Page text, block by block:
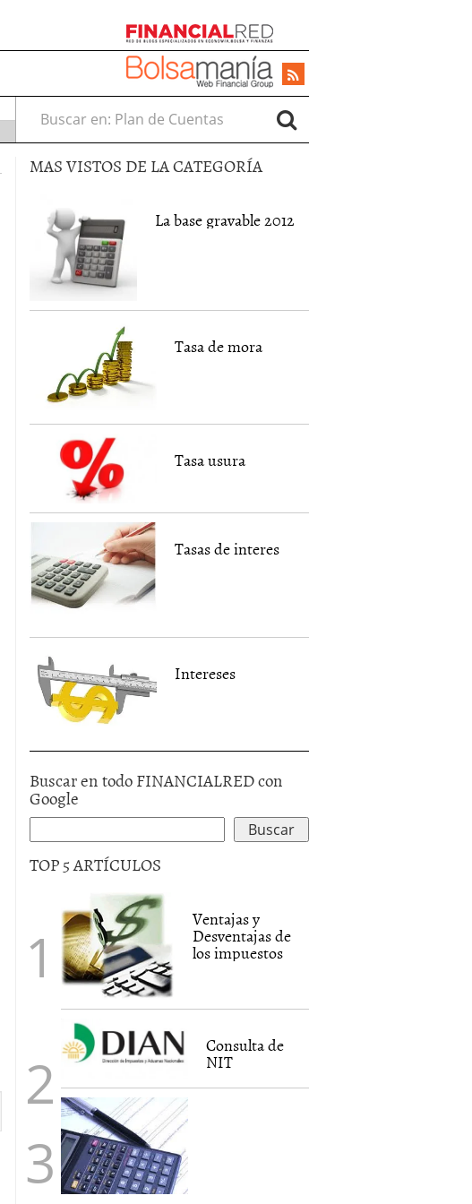
Buscar en:
MAS VISTOS DE LA CATEGORÍA
La base gravable 2012
Tasa de mora
Tasa usura
Tasas de interes
Intereses
Buscar en todo FINANCIALRED con
Google
TOP 5 ARTÍCULOS
Ventajas y
Desventajas de
los impuestos
Consulta de
NIT